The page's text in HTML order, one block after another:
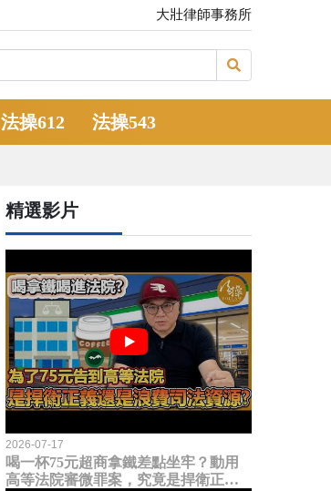
大壯律師事務所
法操612 法操543
精選影片
2026-07-17
喝一杯75元超商拿鐵差點坐牢？動用
高等法院審微罪案，究竟是捍衛正義